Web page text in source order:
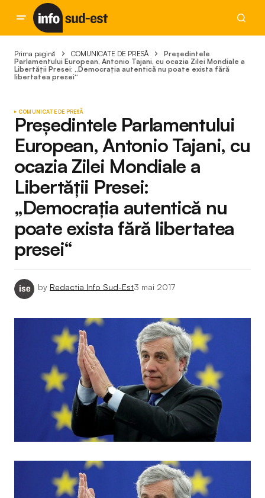
Prima pagină COMUNICATE DE PRESĂ
Președintele
Parlamentului European, Antonio Tajani, cu ocazia Zilei Mondiale a
Libertății Presei: „Democrația autentică nu poate exista fără
libertatea presei“
COMUNICATE DE PRESĂ
Președintele Parlamentului
European, Antonio Tajani, cu
ocazia Zilei Mondiale a
Libertății Presei:
„Democrația autentică nu
poate exista fără libertatea
presei“
by Redactia Info Sud-Est3 mai 2017